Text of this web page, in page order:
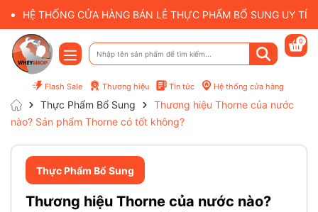
HỆ THỐNG CỬA HÀNG BÁN LẺ THỰC PHẨM BỔ SUNG UY
Flash Sale Thương hiệu Tin tức Hệ thống cửa hàng
0
Thực Phẩm Bổ Sung
Thương hiệu Thorne của nước
nào? Sản phẩm Thorne có tốt không?
Thực Phẩm Bổ Sung
Thương hiệu Thorne của nước nào?